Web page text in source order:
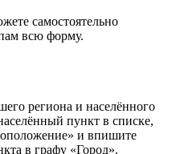
самостоятельно
всю форму.
региона и населённого
пункт в списке,
и впишите
в графу «Город».